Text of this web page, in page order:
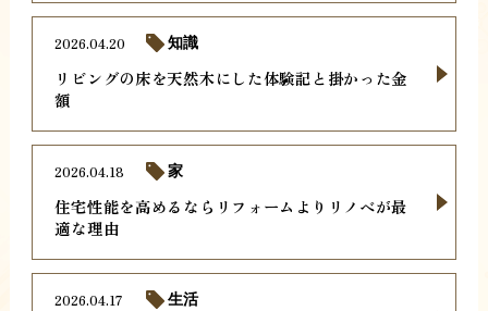
リビングの床を天然木にした体験記と掛かった金
額
2026.04.20 知識
住宅性能を高めるならリフォームよりリノベが最
適な理由
2026.04.18 家
2026.04.17 生活